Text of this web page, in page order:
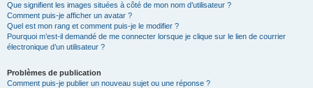
Que signifient les images situées à côté de mon nom d’utilisateur ?
Comment puis-je afficher un avatar ?
Quel est mon rang et comment puis-je le modifier ?
Pourquoi m’est-il demandé de me connecter lorsque je clique sur le lien de courrier
électronique d’un utilisateur ?
Problèmes de publication
Comment puis-je publier un nouveau sujet ou une réponse ?